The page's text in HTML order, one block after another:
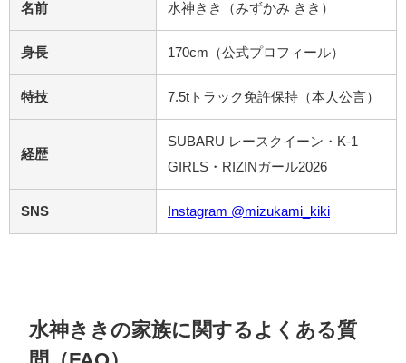
名前 水神きき（みずかみ きき）
身長 170cm（公式プロフィール）
特技 7.5tトラック免許保持（本人公言）
経歴
SUBARU レースクイーン・K-1
GIRLS・RIZINガール2026
SNS Instagram @mizukami_kiki
水神ききの家族に関するよくある質